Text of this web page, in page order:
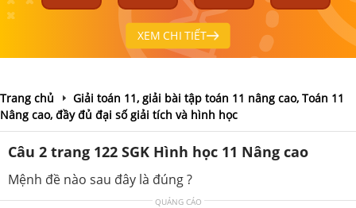
XEM CHI TIẾT
Trang chủ
Giải toán 11, giải bài tập toán 11 nâng cao, Toán 11
Nâng cao, đầy đủ đại số giải tích và hình học
Câu 2 trang 122 SGK Hình học 11 Nâng cao
Mệnh đề nào sau đây là đúng ?
QUẢNG CÁO